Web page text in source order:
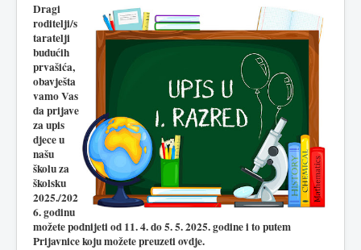
Dragi
roditelji/s
taratelji
budućih
prvašića,
obavješta
vamo Vas
da prijave
za upis
djece u
našu
školu za
školsku
2025./202
6. godinu
možete podnijeti od 11. 4. do 5. 5. 2025. godine i to putem
Prijavnice koju možete preuzeti ovdje.